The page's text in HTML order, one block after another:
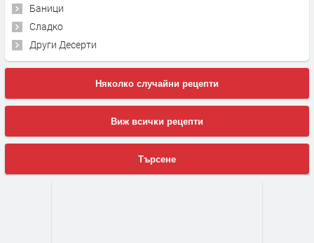
Баници
Сладко
Други Десерти
Няколко случайни рецепти
Виж всички рецепти
Търсене